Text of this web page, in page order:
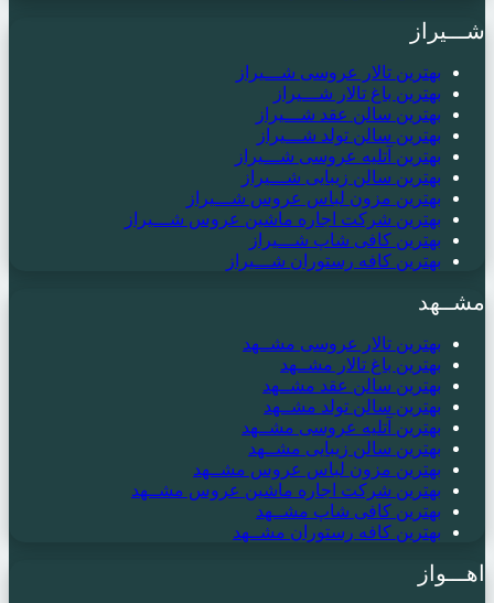
شـــیراز
بهترین تالار عروسی شـــیراز
بهترین باغ تالار شـــیراز
بهترین سالن عقد شـــیراز
بهترین سالن تولد شـــیراز
بهترین آتلیه عروسی شـــیراز
بهترین سالن زیبایی شـــیراز
بهترین مزون لباس عروس شـــیراز
بهترین شرکت اجاره ماشین عروس شـــیراز
بهترین کافی شاپ شـــیراز
بهترین کافه رستوران شـــیراز
مشــهد
بهترین تالار عروسی مشــهد
بهترین باغ تالار مشــهد
بهترین سالن عقد مشــهد
بهترین سالن تولد مشــهد
بهترین آتلیه عروسی مشــهد
بهترین سالن زیبایی مشــهد
بهترین مزون لباس عروس مشــهد
بهترین شرکت اجاره ماشین عروس مشــهد
بهترین کافی شاپ مشــهد
بهترین کافه رستوران مشــهد
اهـــواز